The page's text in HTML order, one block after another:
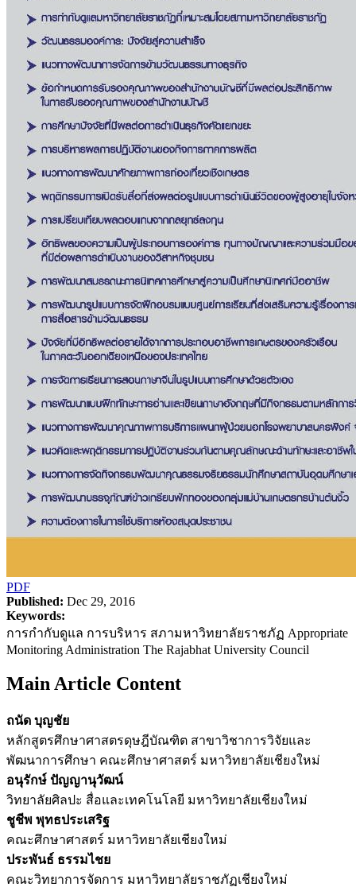
PDF
Published: Dec 29, 2016
Keywords:
การกำกับดูแล การบริหาร สภามหาวิทยาลัยราชภัฏ Appropriate
Monitoring Administration The Rajabhat University Council
Main Article Content
ถนัด บุญชัย
หลักสูตรศึกษาศาสตรดุษฎีบัณฑิต สาขาวิชาการวิจัยและ
พัฒนาการศึกษา คณะศึกษาศาสตร์ มหาวิทยาลัยเชียงใหม่
อนุรักษ์ ปัญญานุวัฒน์
วิทยาลัยศิลปะ สื่อและเทคโนโลยี มหาวิทยาลัยเชียงใหม่
ชูชีพ พุทธประเสริฐ
คณะศึกษาศาสตร์ มหาวิทยาลัยเชียงใหม่
ประพันธ์ ธรรมไชย
คณะวิทยาการจัดการ มหาวิทยาลัยราชภัฏเชียงใหม่